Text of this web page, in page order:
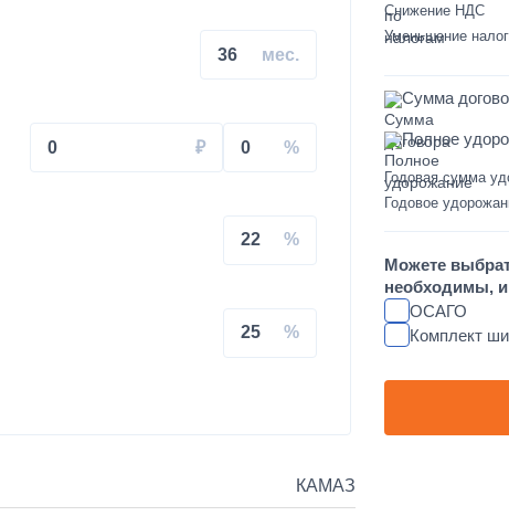
КАМАЗ
кузова
салоном
36
0 0
22
25
Снижение НДС
Уменьшение
Сумма
Полное
Годовая сумма
Годовое
Можете
необходимы, и
ОСАГО
Комплект
КАМАЗ